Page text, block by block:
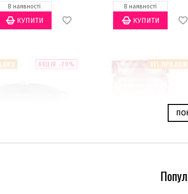
В наявності В наявності
АКЦІЯ -20% ХІТ